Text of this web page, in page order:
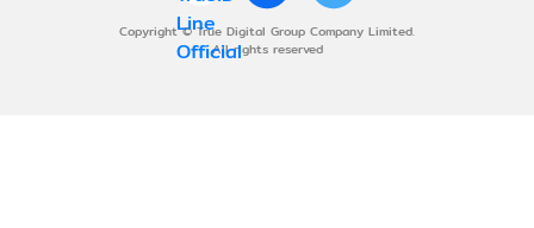
Copyright © True Digital Group Company Limited.
All rights reserved